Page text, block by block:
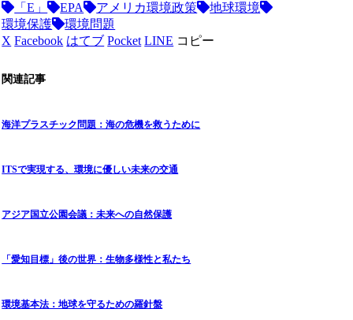
「E」
EPA アメリカ環境政策
地球環境
環境保護
環境問題
X Facebook はてブ Pocket LINE コピー
関連記事
海洋プラスチック問題：海の危機を救うために
ITSで実現する、環境に優しい未来の交通
アジア国立公園会議：未来への自然保護
「愛知目標」後の世界：生物多様性と私たち
環境基本法：地球を守るための羅針盤